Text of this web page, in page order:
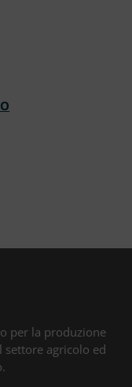
per la produzione
agricolo ed